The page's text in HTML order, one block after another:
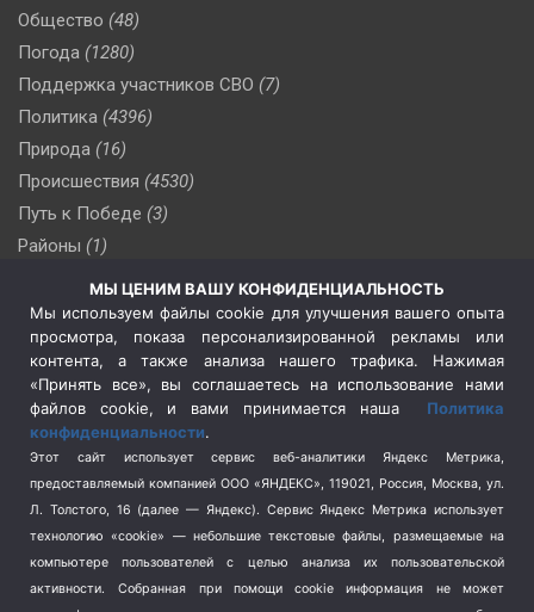
Общество (48)
Погода (1280)
Поддержка участников СВО (7)
Политика (4396)
Природа (16)
Происшествия (4530)
Путь к Победе (3)
Районы (1)
(510)
Сельское хозяйство (3)
Социальная политика
(3)
Спецоперация в Украине
Спецоперация на Украине
(404)
Спорт (740)
Терроризм (1)
Транспорт (262)
Туризм (178)
Флот (76)
МЫ ЦЕНИМ ВАШУ КОНФИДЕНЦИАЛЬНОСТЬ
Мы используем файлы cookie для улучшения вашего опыта
просмотра, показа персонализированной рекламы или
контента, а также анализа нашего трафика. Нажимая
«Принять все», вы соглашаетесь на использование нами
файлов cookie, и вами принимается наша Политика
конфиденциальности.
Этот сайт использует сервис веб-аналитики Яндекс Метрика,
предоставляемый компанией ООО «ЯНДЕКС», 119021, Россия, Москва, ул.
Л. Толстого, 16 (далее — Яндекс). Сервис Яндекс Метрика использует
технологию «cookie» — небольшие текстовые файлы, размещаемые на
компьютере пользователей с целью анализа их пользовательской
активности.
Собранная при помощи cookie информация не может